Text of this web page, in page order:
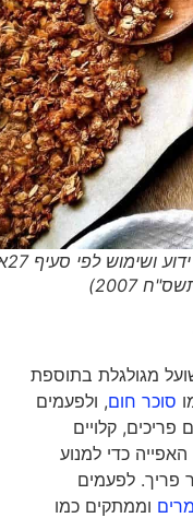
גרנולה ביתית (צילום ממקור לא ידוע ושימוש לפי סעיף 27א'
מגולגלת בתוספת
חום, ולפעמים
קלויים
כדי למנוע
לפעמים
וממתקים כמו